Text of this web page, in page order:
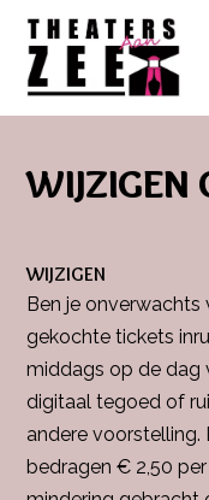
WIJZIGEN
WIJZIGEN
Ben je onverwachts
gekochte tickets
middags op de dag
digitaal tegoed of
andere voorstelling.
bedragen € 2,50